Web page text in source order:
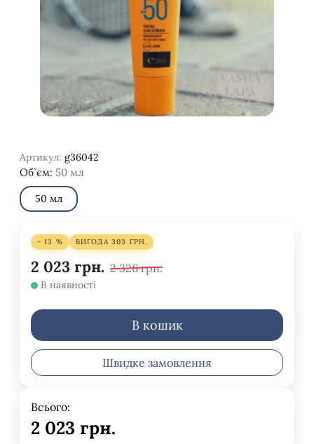
Артикул: g36042
Об`єм: 50 мл
50 мл
- 13 % ВИГОДА 303 ГРН.
2 023 грн. 2 326 грн.
В наявності
В кошик
Швидке замовлення
Всього:
2 023 грн.